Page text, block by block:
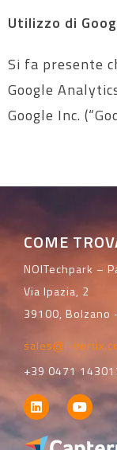
Utilizzo di
Si fa presente
Google
Google Inc.
COME
NOITechpark –
Via Ipazia, 2
39100, Bolzano
sales@i-
+39 0471